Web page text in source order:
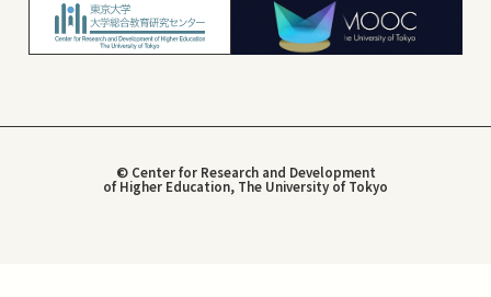
© Center for Research and Development
of Higher Education, The University of Tokyo